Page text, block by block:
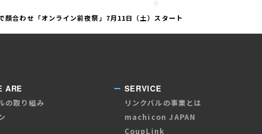
顔合わせ「オンライン前夜祭」7月11日（土）スタート
ARE
の取り組み
SERVICE
リンクバルの事業とは
machicon JAPAN
CoupLink